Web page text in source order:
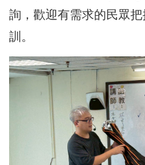
詢，歡迎有需求的民眾
訓。